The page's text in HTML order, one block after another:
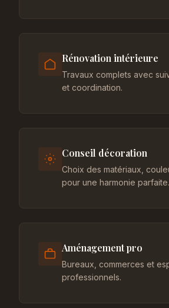
Rénovation intérieure
Travaux complets avec
et coordination.
Conseil décoration
Choix des matériaux,
pour une harmonie parfaite.
Aménagement pro
Bureaux, commerces et
professionnels.